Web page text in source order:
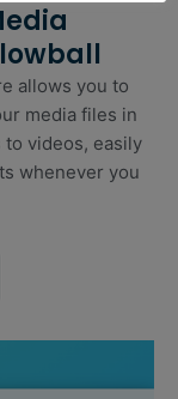
allows you to
media files in
to videos, easily
whenever you